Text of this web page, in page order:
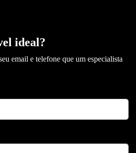
ideal?
email e telefone que um especialista